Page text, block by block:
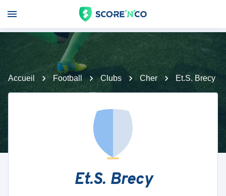
Accueil Football Clubs Cher Et.S. Brecy
Et.S. Brecy